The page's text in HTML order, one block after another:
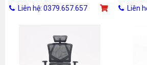
Liên hệ: 0379.657.657 Liên